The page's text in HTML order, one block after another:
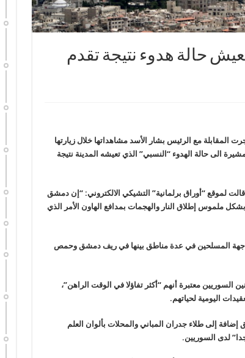
حالة هدوء نتيجة تقدم
المقابلة مع الرئيس بشار الأسد مشاهداتها خلال زيارتها
الى حالة الهدوء “النسبي” الذي تعيشه المدينة نتيجة
لموقع “أوراق برلمانية” التشيكي الالكتروني: “إن دمشق
ملموس إطلاق النار والهجمات بمدافع الهاون الأمر الذي
المسلحين في عدة مناطق بينها في ريف دمشق وحمص
السوريين معتبرة أنهم “أكثر تفاؤلا في الوقت الراهن”،
اليومية لحياتهم.
إلى طلاء جدران المباني والمحلات بألوان العلم
لدى السوريين.